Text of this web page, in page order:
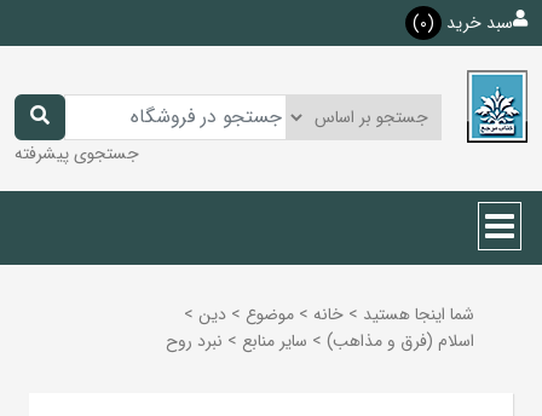
سبد خرید (0)
جستجوی پیشرفته
شما اینجا هستید > خانه > موضوع > دين >
اسلام (فرق و مذاهب) > ساير منابع > نبرد روح